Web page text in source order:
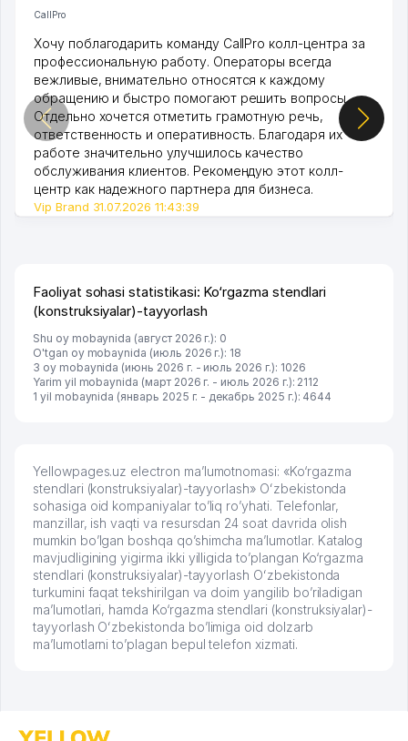
CallPro
Хочу поблагодарить команду CallPro колл-центра за
профессиональную работу. Операторы всегда
вежливые, внимательно относятся к каждому
обращению и быстро помогают решить вопросы.
Отдельно хочется отметить грамотную речь,
ответственность и оперативность. Благодаря их
работе значительно улучшилось качество
обслуживания клиентов. Рекомендую этот колл-
центр как надежного партнера для бизнеса.
Vip Brand 31.07.2026 11:43:39
Faoliyat sohasi statistikasi: Ko‘rgazma stendlari
(konstruksiyalar)-tayyorlash
Shu oy mobaynida (август 2026 г.): 0
O'tgan oy mobaynida (июль 2026 г.): 18
3 oy mobaynida (июнь 2026 г. - июль 2026 г.): 1026
Yarim yil mobaynida (март 2026 г. - июль 2026 г.): 2112
1 yil mobaynida (январь 2025 г. - декабрь 2025 г.): 4644
Yellowpages.uz electron ma’lumotnomasi: «Ko‘rgazma
stendlari (konstruksiyalar)-tayyorlash» Oʻzbekistonda
sohasiga oid kompaniyalar to’liq ro’yhati. Telefonlar,
manzillar, ish vaqti va resursdan 24 soat davrida olish
mumkin bo’lgan boshqa qo’shimcha ma’lumotlar. Katalog
mavjudligining yigirma ikki yilligida to’plangan Ko‘rgazma
stendlari (konstruksiyalar)-tayyorlash Oʻzbekistonda
turkumini faqat tekshirilgan va doim yangilib bo’riladigan
ma’lumotlari, hamda Ko‘rgazma stendlari (konstruksiyalar)-
tayyorlash Oʻzbekistonda bo’limiga oid dolzarb
ma’lumotlarni to’plagan bepul telefon xizmati.